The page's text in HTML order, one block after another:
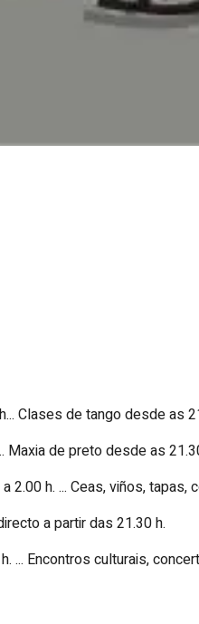
Clases de tango desde as
Maxia de preto desde as
2.00 h. ... Ceas, viños, tapas,
a partir das 21.30 h.
... Encontros culturais,